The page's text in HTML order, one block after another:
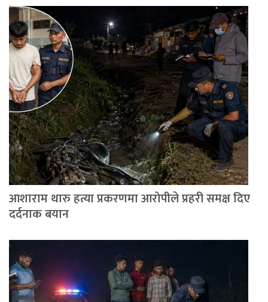
आशाराम थारु हत्या प्रकरणमा आरोपीले प्रहरी समक्ष दिए
दर्दनाक बयान